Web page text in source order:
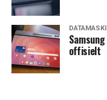
offisielt